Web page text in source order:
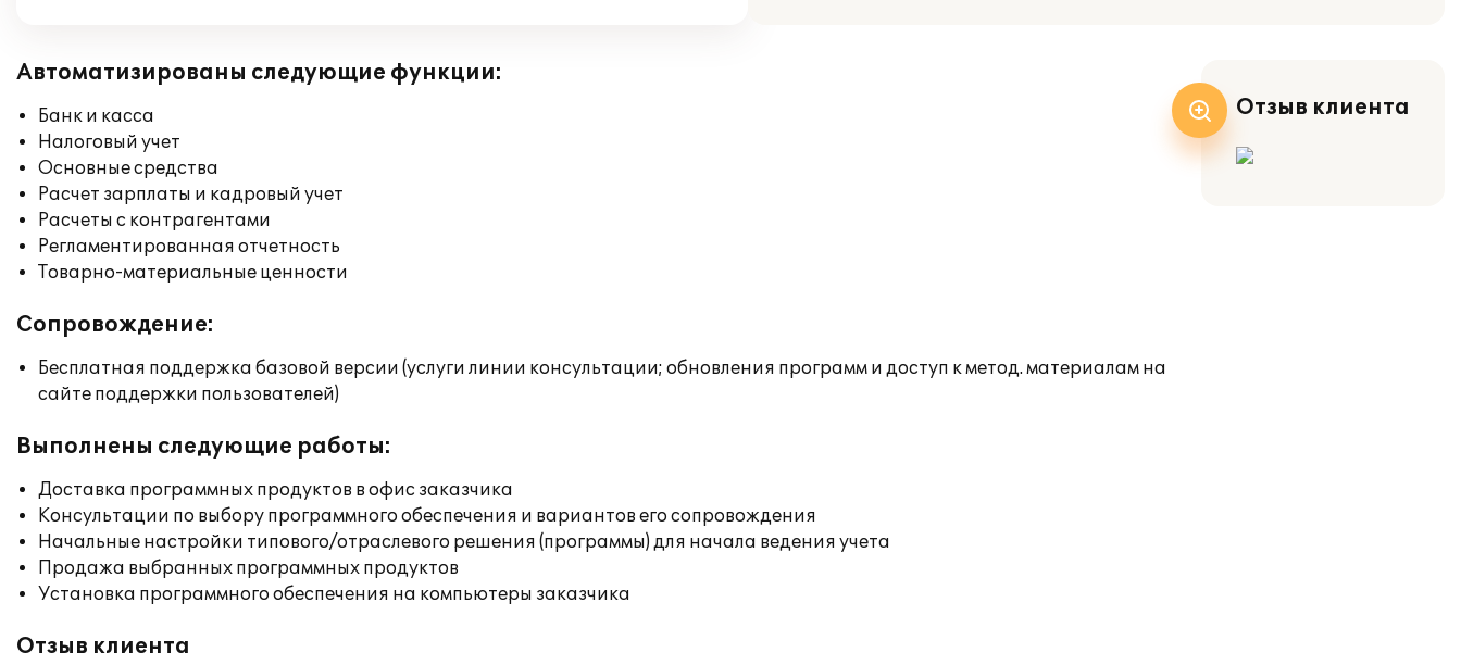
Автоматизированы следующие функции:
Банк и касса
Налоговый учет
Основные средства
Расчет зарплаты и кадровый учет
Расчеты с контрагентами
Регламентированная отчетность
Товарно-материальные ценности
Сопровождение:
Бесплатная поддержка базовой версии (услуги линии консультации; обновления программ и доступ к метод. материалам на
сайте поддержки пользователей)
Выполнены следующие работы:
Доставка программных продуктов в офис заказчика
Консультации по выбору программного обеспечения и вариантов его сопровождения
Начальные настройки типового/отраслевого решения (программы) для начала ведения учета
Продажа выбранных программных продуктов
Установка программного обеспечения на компьютеры заказчика
Отзыв клиента
Отзыв клиента